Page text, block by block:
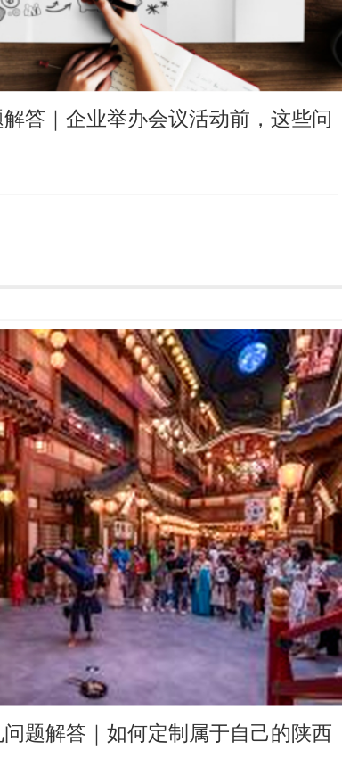
答｜企业举办会议活动前，这些问
题解答｜如何定制属于自己的陕西